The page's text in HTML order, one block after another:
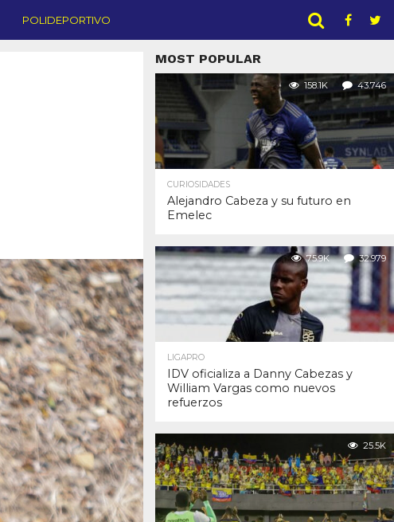
POLIDEPORTIVO
MOST POPULAR
158.1K 43.746
CURIOSIDADES
Alejandro Cabeza y su futuro en
Emelec
75.9K 32.979
LIGAPRO
IDV oficializa a Danny Cabezas y
William Vargas como nuevos
refuerzos
25.5K